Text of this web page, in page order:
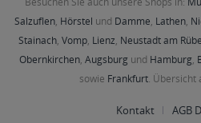
Kleinwelsbach, Mülverstedt,
Tottleben, Weberstedt
Salzuflen, Hörstel und Damme, Lathen,
Stainach, Vomp, Lienz, Neustadt am
Obernkirchen, Augsburg und Hamburg,
sowie Frankfurt. Übersicht
Kontakt AGB